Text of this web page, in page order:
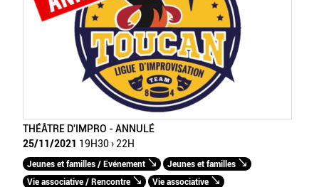
THÉÂTRE D'IMPRO - ANNULÉ
25/11/2021 19H30 › 22H
Jeunes et familles / Evénement
Jeunes et familles
Vie associative / Rencontre
Vie associative